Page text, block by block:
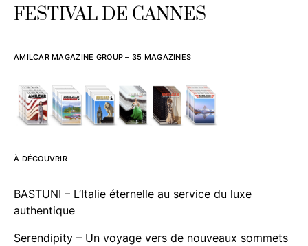
FESTIVAL DE CANNES
AMILCAR MAGAZINE GROUP – 35 MAGAZINES
À DÉCOUVRIR
BASTUNI – L’Italie éternelle au service du luxe
authentique
Serendipity – Un voyage vers de nouveaux sommets